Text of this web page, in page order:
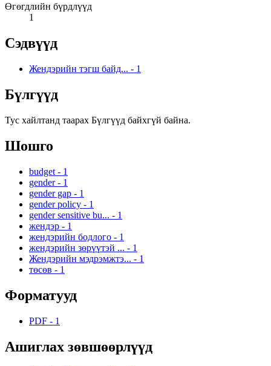
Өгөгдлийн бүрдлүүд
1
Сэдвүүд
Жендэрийн тэгш байд... - 1
Бүлгүүд
Тус хайлтанд таарах Бүлгүүд байхгүй байна.
Шошго
budget - 1
gender - 1
gender gap - 1
gender policy - 1
gender sensitive bu... - 1
жендэр - 1
жендэрийн бодлого - 1
жендэрийн зөрүүтэй ... - 1
Жендэрийн мэдрэмжтэ... - 1
төсөв - 1
Форматууд
PDF - 1
Ашиглах зөвшөөрлүүд